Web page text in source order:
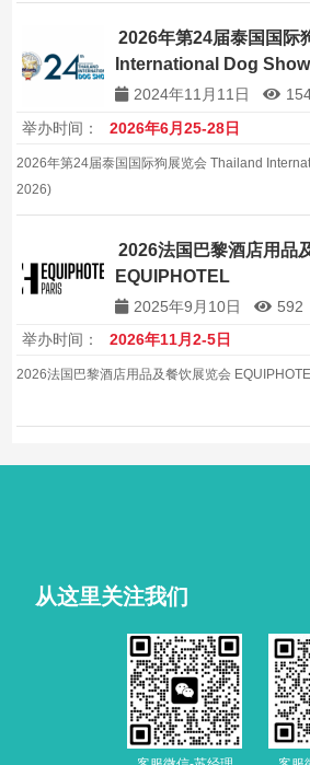
2026年第24届泰国国际
International Dog
2024年11月11日
举办时间：
2026年6月25-28日
2026年第24届泰国国际狗展览会 Thailand
2026)
2026法国巴黎酒店用品
EQUIPHOTEL
2025年9月10日
592
举办时间：
2026年11月2-5日
2026法国巴黎酒店用品及餐饮展览会
从这里关注我们